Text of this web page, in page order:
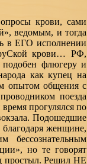
крови, сами
ведомым, и тогда
в ЕГО исполнении
руСкой крови… РФ,
флюгеру и
как купец на
опытом общения с
поезда
прогулялся по
Подошедшие
женщине,
но те говорят
простыл. Решил НЕ